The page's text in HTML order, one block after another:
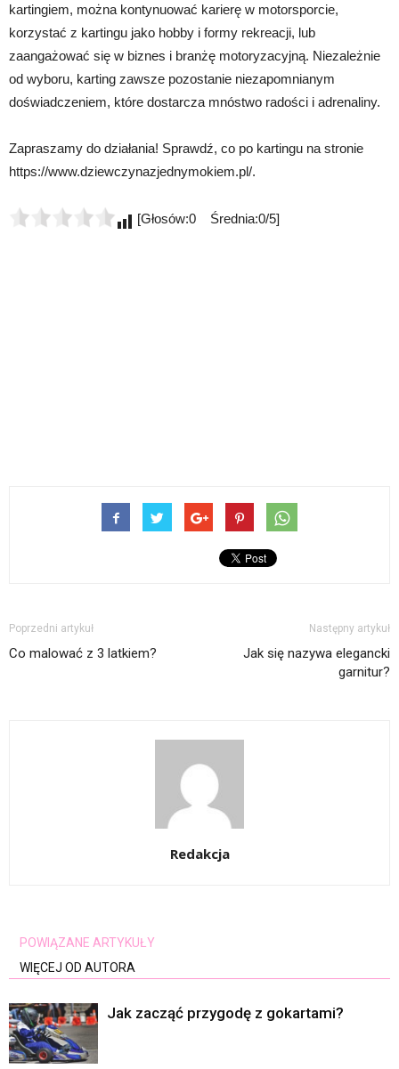
kartingiem, można kontynuować karierę w motorsporcie,
korzystać z kartingu jako hobby i formy rekreacji, lub
zaangażować się w biznes i branżę motoryzacyjną. Niezależnie
od wyboru, karting zawsze pozostanie niezapomnianym
doświadczeniem, które dostarcza mnóstwo radości i adrenaliny.
Zapraszamy do działania! Sprawdź, co po kartingu na stronie
https://www.dziewczynazjednymokiem.pl/.
[Głosów:0 Średnia:0/5]
Poprzedni artykuł
Co malować z 3 latkiem?
Następny artykuł
Jak się nazywa elegancki
garnitur?
Redakcja
POWIĄZANE ARTYKUŁY
WIĘCEJ OD AUTORA
Jak zacząć przygodę z gokartami?